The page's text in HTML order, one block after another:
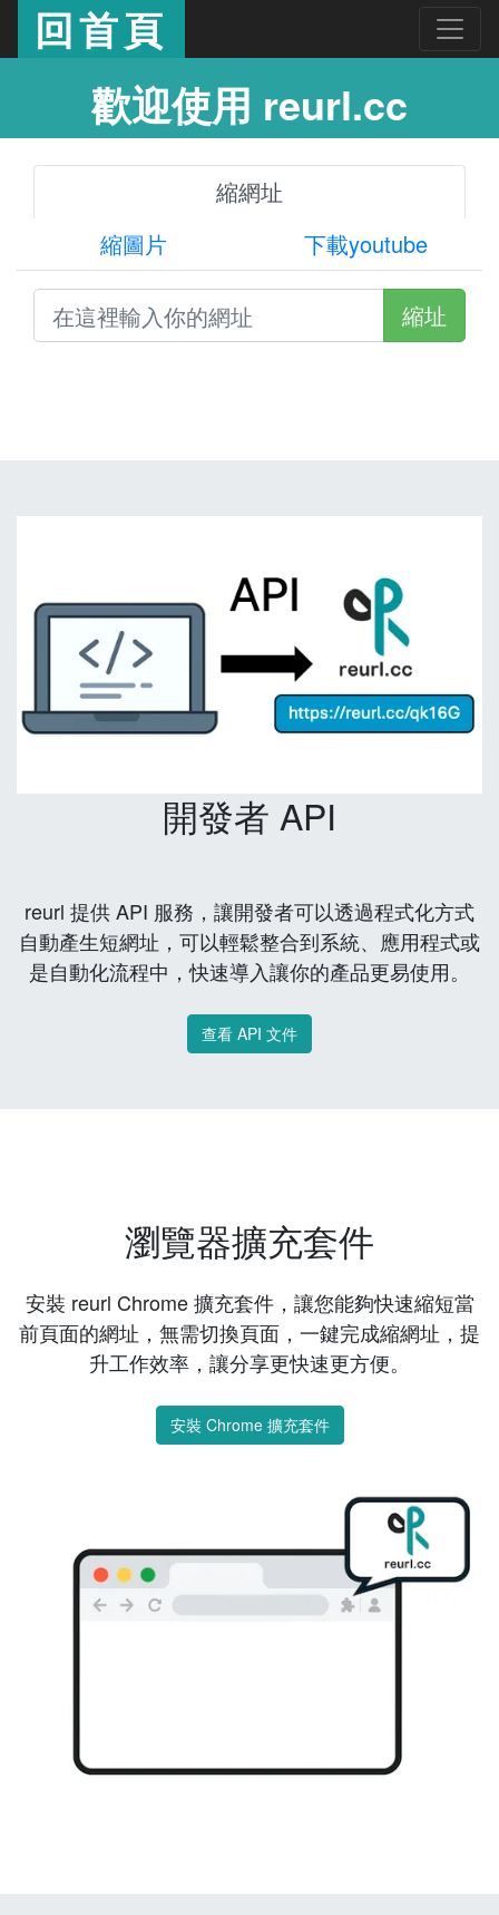
回首頁
歡迎使用 reurl.cc
縮網址
縮圖片
下載youtube
縮址
開發者 API
reurl 提供 API 服務，讓開發者可以透過程式化方式
自動產生短網址，可以輕鬆整合到系統、應用程式或
是自動化流程中，快速導入讓你的產品更易使用。
查看 API 文件
瀏覽器擴充套件
安裝 reurl Chrome 擴充套件，讓您能夠快速縮短當
前頁面的網址，無需切換頁面，一鍵完成縮網址，提
升工作效率，讓分享更快速更方便。
安裝 Chrome 擴充套件